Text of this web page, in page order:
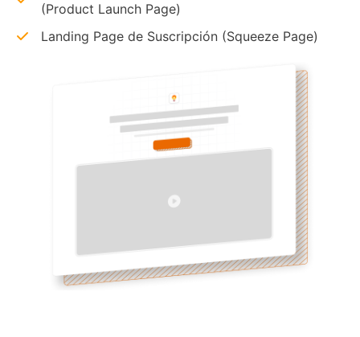
(Product Launch Page)
Landing Page de Suscripción (Squeeze Page)